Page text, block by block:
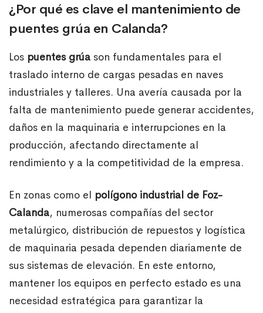
¿Por qué es clave el mantenimiento de
puentes grúa en Calanda?
Los puentes grúa son fundamentales para el
traslado interno de cargas pesadas en naves
industriales y talleres. Una avería causada por la
falta de mantenimiento puede generar accidentes,
daños en la maquinaria e interrupciones en la
producción, afectando directamente al
rendimiento y a la competitividad de la empresa.
En zonas como el polígono industrial de Foz-
Calanda, numerosas compañías del sector
metalúrgico, distribución de repuestos y logística
de maquinaria pesada dependen diariamente de
sus sistemas de elevación. En este entorno,
mantener los equipos en perfecto estado es una
necesidad estratégica para garantizar la